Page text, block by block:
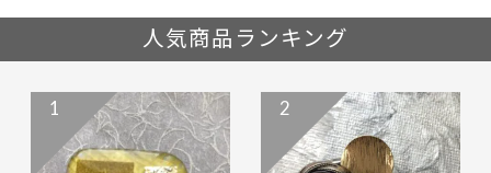
人気商品ランキング
1 2